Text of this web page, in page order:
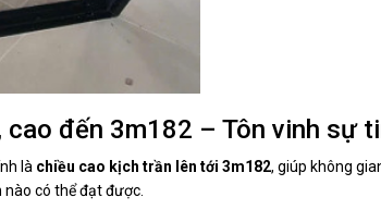
cao đến 3m182 – Tôn vinh sự
là chiều cao kịch trần lên tới 3m182, giúp không
có thể đạt được.